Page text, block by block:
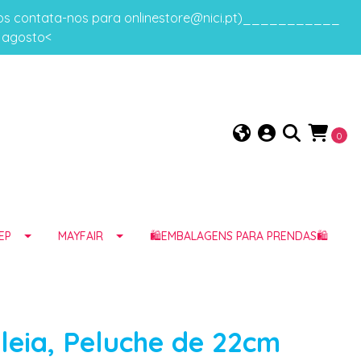
contata-nos para onlinestore@nici.pt)___________
agosto<
0
MAYFAIR 🛍️EMBALAGENS PARA PRENDAS🛍️
Peluche de 22cm